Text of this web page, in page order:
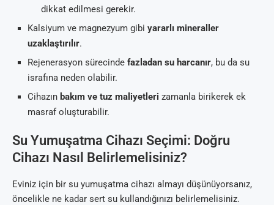
dikkat edilmesi gerekir.
Kalsiyum ve magnezyum gibi yararlı mineraller
uzaklaştırılır.
Rejenerasyon sürecinde fazladan su harcanır, bu da su
israfına neden olabilir.
Cihazın bakım ve tuz maliyetleri zamanla birikerek ek
masraf oluşturabilir.
Su Yumuşatma Cihazı Seçimi: Doğru
Cihazı Nasıl Belirlemelisiniz?
Eviniz için bir su yumuşatma cihazı almayı düşünüyorsanız,
öncelikle ne kadar sert su kullandığınızı belirlemelisiniz.